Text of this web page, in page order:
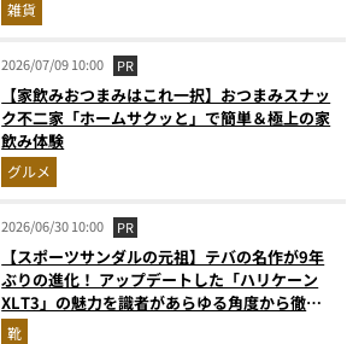
雑貨
2026/07/09 10:00 PR
【家飲みおつまみはこれ一択】おつまみスナッ
ク不二家「ホームサクッと」で簡単＆極上の家
飲み体験
グルメ
2026/06/30 10:00 PR
【スポーツサンダルの元祖】テバの名作が9年
ぶりの進化！ アップデートした「ハリケーン
XLT3」の魅力を識者があらゆる角度から徹底
解説！
靴